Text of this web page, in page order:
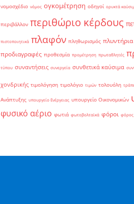
νομοσχέδιο νόμος ογκομέτρηση οδηγοί ορυκτά
περιβάλλον περιθώριο κέρδους
πιστοποιητικά πλαφόν πληθωρισμός πλυντήρια
προδιαγραφές προθεσμία προμέτρηση πρωταθλητές
τύπου συναντήσεις συνεργεία συνθετικά καύσιμα
χονδρικής τιμολόγηση τιμολόγιο τιμών τολουόλη
Ανάπτυξης υπουργείο Ενέργειας υπουργείο Οικονομικών
φυσικό αέριο φωτιά φωτοβολταϊκά φόροι φόρος